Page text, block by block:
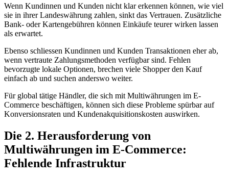
Wenn Kundinnen und Kunden nicht klar erkennen können, wie viel
sie in ihrer Landeswährung zahlen, sinkt das Vertrauen. Zusätzliche
Bank- oder Kartengebühren können Einkäufe teurer wirken lassen
als erwartet.
Ebenso schliessen Kundinnen und Kunden Transaktionen eher ab,
wenn vertraute Zahlungsmethoden verfügbar sind. Fehlen
bevorzugte lokale Optionen, brechen viele Shopper den Kauf
einfach ab und suchen anderswo weiter.
Für global tätige Händler, die sich mit Multiwährungen im E-
Commerce beschäftigen, können sich diese Probleme spürbar auf
Konversionsraten und Kundenakquisitionskosten auswirken.
Die 2. Herausforderung von
Multiwährungen im E-Commerce:
Fehlende Infrastruktur